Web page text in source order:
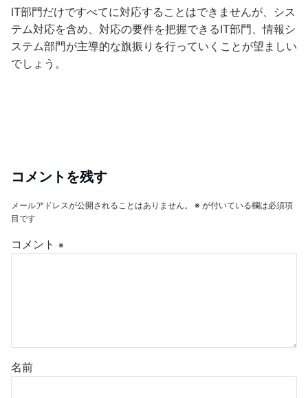
IT部門だけですべてに対応することはできませんが、シス
テム対応を含め、対応の要件を把握できるIT部門、情報シ
ステム部門が主導的な旗振りを行っていくことが望ましい
でしょう。
コメントを残す
メールアドレスが公開されることはありません。 ※ が付いている欄は必須項
目です
コメント ※
名前